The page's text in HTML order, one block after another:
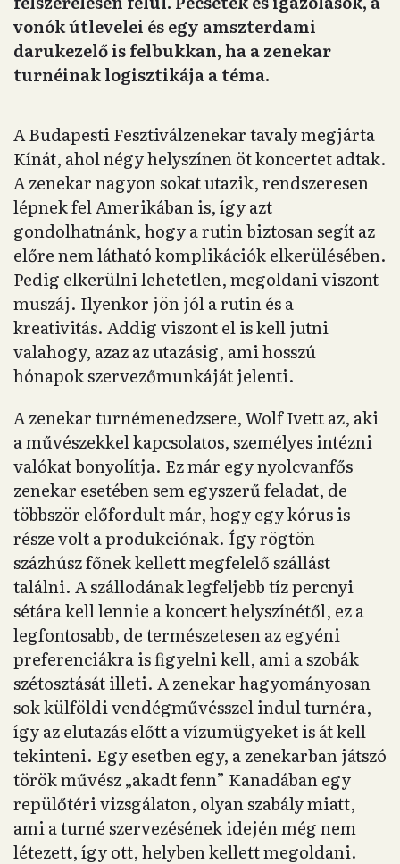
vonók útlevelei és egy amszterdami
darukezelő is felbukkan, ha a zenekar
turnéinak logisztikája a téma.
A Budapesti Fesztiválzenekar tavaly megjárta
Kínát, ahol négy helyszínen öt koncertet adtak.
A zenekar nagyon sokat utazik, rendszeresen
lépnek fel Amerikában is, így azt
gondolhatnánk, hogy a rutin biztosan segít az
előre nem látható komplikációk elkerülésében.
Pedig elkerülni lehetetlen, megoldani viszont
muszáj. Ilyenkor jön jól a rutin és a
kreativitás. Addig viszont el is kell jutni
valahogy, azaz az utazásig, ami hosszú
hónapok szervezőmunkáját jelenti.
A zenekar turnémenedzsere, Wolf Ivett az, aki
a művészekkel kapcsolatos, személyes intézni
valókat bonyolítja. Ez már egy nyolcvanfős
zenekar esetében sem egyszerű feladat, de
többször előfordult már, hogy egy kórus is
része volt a produkciónak. Így rögtön
százhúsz főnek kellett megfelelő szállást
találni. A szállodának legfeljebb tíz percnyi
sétára kell lennie a koncert helyszínétől, ez a
legfontosabb, de természetesen az egyéni
preferenciákra is figyelni kell, ami a szobák
szétosztását illeti. A zenekar hagyományosan
sok külföldi vendégművésszel indul turnéra,
így az elutazás előtt a vízumügyeket is át kell
tekinteni. Egy esetben egy, a zenekarban játszó
török művész „akadt fenn” Kanadában egy
repülőtéri vizsgálaton, olyan szabály miatt,
ami a turné szervezésének idején még nem
létezett, így ott, helyben kellett megoldani.